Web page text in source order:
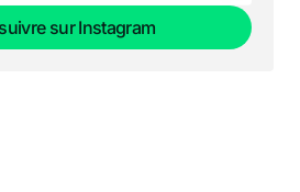
sur Instagram